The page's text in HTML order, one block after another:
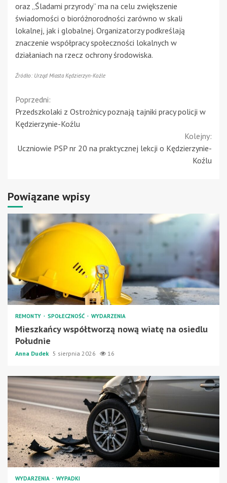
oraz „Śladami przyrody” ma na celu zwiększenie
świadomości o bioróżnorodności zarówno w skali
lokalnej, jak i globalnej. Organizatorzy podkreślają
znaczenie współpracy społeczności lokalnych w
działaniach na rzecz ochrony środowiska.
Źródło: Urząd Miasta Kędzierzyn-Koźle
Continue
Reading
Poprzedni:
Przedszkolaki z Ostrożnicy poznają tajniki pracy policji w
Kędzierzynie-Koźlu
Kolejny:
Uczniowie PSP nr 20 na praktycznej lekcji o Kędzierzynie-
Koźlu
Powiązane wpisy
REMONTY SPOŁECZNOŚĆ WYDARZENIA
Mieszkańcy współtworzą nową wiatę na osiedlu
Południe
Anna Dudek 5 sierpnia 2026 16
WYDARZENIA WYPADKI